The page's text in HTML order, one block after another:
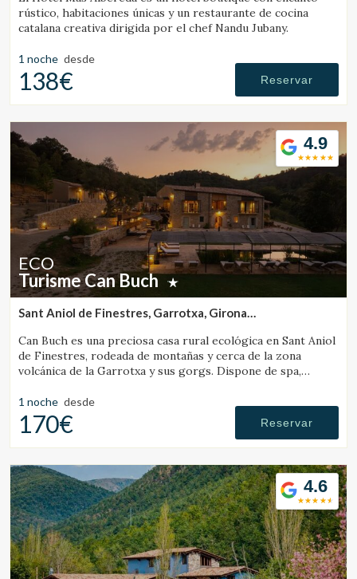
rústico, habitaciones únicas y un restaurante de cocina
catalana creativa dirigida por el chef Nandu Jubany.
1 noche desde
138€ Reservar
4.9
ECO
Turisme Can Buch
Sant Aniol de Finestres, Garrotxa, Girona
Can Buch es una preciosa casa rural ecológica en Sant Aniol
de Finestres, rodeada de montañas y cerca de la zona
volcánica de la Garrotxa y sus gorgs. Dispone de spa,
1 noche desde
170€ Reservar
4.6